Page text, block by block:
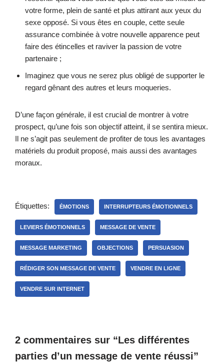
votre forme, plein de santé et plus attirant aux yeux du
sexe opposé. Si vous êtes en couple, cette seule
assurance combinée à votre nouvelle apparence peut
faire des étincelles et raviver la passion de votre
partenaire ;
Imaginez que vous ne serez plus obligé de supporter le
regard gênant des autres et leurs moqueries.
D’une façon générale, il est crucial de montrer à votre
prospect, qu’une fois son objectif atteint, il se sentira mieux.
Il ne s’agit pas seulement de profiter de tous les avantages
matériels du produit proposé, mais aussi des avantages
moraux.
Étiquettes: ÉMOTIONS INTERRUPTEURS ÉMOTIONNELS
LEVIERS ÉMOTIONNELS MESSAGE DE VENTE
MESSAGE MARKETING OBJECTIONS PERSUASION
RÉDIGER SON MESSAGE DE VENTE VENDRE EN LIGNE
VENDRE SUR INTERNET
2 commentaires sur “Les différentes
parties d’un message de vente réussi”